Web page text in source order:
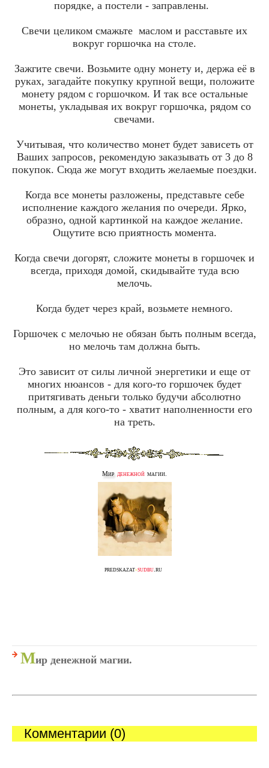
порядке, а постели - заправлены.
Свечи целиком смажьте маслом и расставьте их
вокруг горшочка на столе.
Зажгите свечи. Возьмите одну монету и, держа её в
руках, загадайте покупку крупной вещи, положите
монету рядом с горшочком. И так все остальные
монеты, укладывая их вокруг горшочка, рядом со
свечами.
Учитывая, что количество монет будет зависеть от
Ваших запросов, рекомендую заказывать от 3 до 8
покупок. Сюда же могут входить желаемые поездки.
Когда все монеты разложены, представьте себе
исполнение каждого желания по очереди. Ярко,
образно, одной картинкой на каждое желание.
Ощутите всю приятность момента.
Когда свечи догорят, сложите монеты в горшочек и
всегда, приходя домой, скидывайте туда всю
мелочь.
Когда будет через край, возьмете немного.
Горшочек с мелочью не обязан быть полным всегда,
но мелочь там должна быть.
Это зависит от силы личной энергетики и еще от
многих нюансов - для кого-то горшочек будет
притягивать деньги только будучи абсолютно
полным, а для кого-то - хватит наполненности его
на треть.
Мир денежноймагии.
predskazat-sudbu.ru
Мир денежной магии.
Комментарии (0)